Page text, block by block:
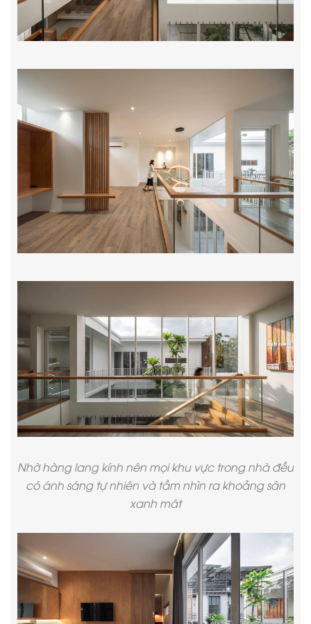
Nhờ hàng lang kính nên mọi khu vực trong nhà đều
có ánh sáng tự nhiên và tầm nhìn ra khoảng sân
xanh mát